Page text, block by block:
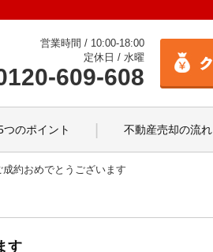
営業時間 / 10:00-18:00
定休日 / 水曜
609-608
つのポイント 不動産売却の流れ
約おめでとうございます
す